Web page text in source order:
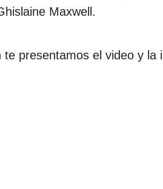
Maxwell.
te presentamos el video y la